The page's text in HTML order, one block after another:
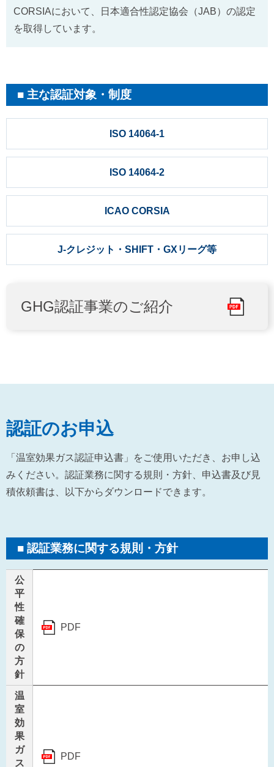
CORSIAにおいて、日本適合性認定協会（JAB）の認定
を取得しています。
主な認証対象・制度
ISO 14064-1
ISO 14064-2
ICAO CORSIA
J-クレジット・SHIFT・GXリーグ等
GHG認証事業のご紹介
認証のお申込
「温室効果ガス認証申込書」をご使用いただき、お申し込
みください。認証業務に関する規則・方針、申込書及び見
積依頼書は、以下からダウンロードできます。
認証業務に関する規則・方針
公
平
性
確
保
の
方
針
PDF
温
室
効
果
ガ
ス
PDF